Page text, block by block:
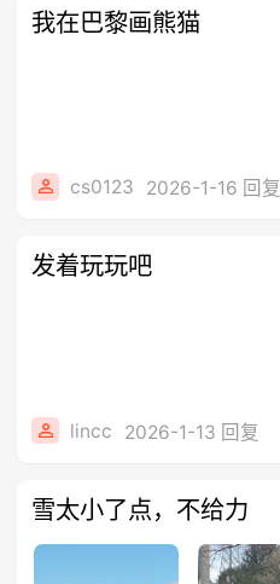
我在巴黎画熊猫
cs0123 2026-1-16 回复
发着玩玩吧
lincc 2026-1-13 回复
雪太小了点，不给力